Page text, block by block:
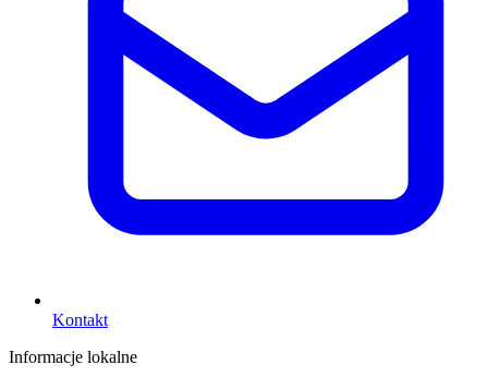
Kontakt
Informacje lokalne